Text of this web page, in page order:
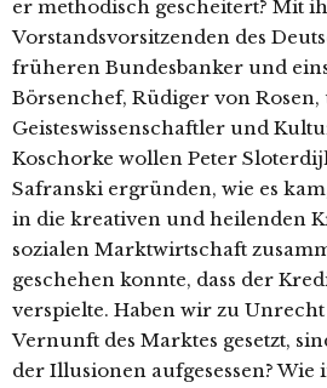
er methodisch gescheitert? Mit
Vorstandsvorsitzenden des
früheren Bundesbanker und
Börsenchef, Rüdiger von
Geisteswissenschaftler und
Koschorke wollen Peter
Safranski ergründen, wie es
in die kreativen und heilenden
sozialen Marktwirtschaft
geschehen konnte, dass der
verspielte. Haben wir zu
Vernunft des Marktes gesetzt,
der Illusionen aufgesessen? Wie